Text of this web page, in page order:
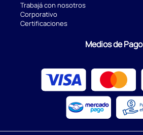
Trabajá con nosotros
Corporativo
Certificaciones
Medios de Pago